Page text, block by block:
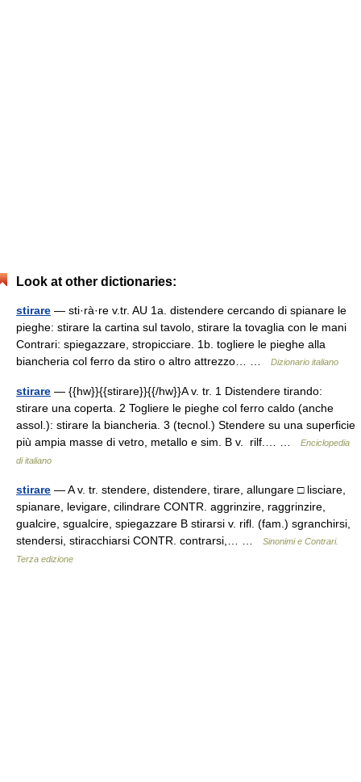
Look at other dictionaries:
stirare — sti·rà·re v.tr. AU 1a. distendere cercando di spianare le
pieghe: stirare la cartina sul tavolo, stirare la tovaglia con le mani
Contrari: spiegazzare, stropicciare. 1b. togliere le pieghe alla
biancheria col ferro da stiro o altro attrezzo… …
Dizionario italiano
stirare — {{hw}}{{stirare}}{{/hw}}A v. tr. 1 Distendere tirando:
stirare una coperta. 2 Togliere le pieghe col ferro caldo (anche
assol.): stirare la biancheria. 3 (tecnol.) Stendere su una superficie
più ampia masse di vetro, metallo e sim. B v. rilf.… …
Enciclopedia
di italiano
stirare — A v. tr. stendere, distendere, tirare, allungare □ lisciare,
spianare, levigare, cilindrare CONTR. aggrinzire, raggrinzire,
gualcire, sgualcire, spiegazzare B stirarsi v. rifl. (fam.) sgranchirsi,
stendersi, stiracchiarsi CONTR. contrarsi,… …
Sinonimi e Contrari.
Terza edizione